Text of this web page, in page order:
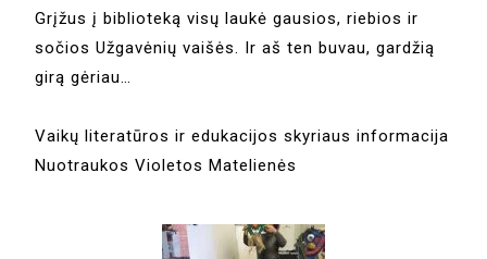
Grįžus į biblioteką visų laukė gausios, riebios ir
sočios Užgavėnių vaišės. Ir aš ten buvau, gardžią
girą gėriau…
Vaikų literatūros ir edukacijos skyriaus informacija
Nuotraukos Violetos Matelienės